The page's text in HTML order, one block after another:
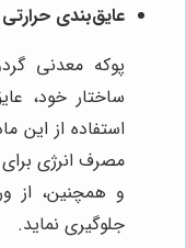
عایق‌بندی
پوکه معدنی
ساختار خود،
استفاده از این
مصرف انرژی
و همچنین، از
جلوگیری نماید.